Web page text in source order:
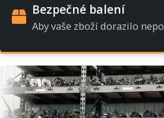
Bezpečné balení
Aby vaše zboží dorazilo